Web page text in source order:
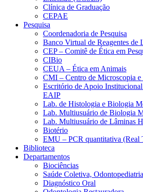
Clínica de Graduação
CEPAE
Pesquisa
Coordenadoria de Pesquisa
Banco Virtual de Reagentes de
CEP – Comitê de Ética em
CIBio
CEUA – Ética em Animais
CMI – Centro de Microscopia e
Escritório de Apoio Institucional
EAIP
Lab. de Histologia e Biologia
Lab. Multiusuário de Biologia
Lab. Multiusuário de Lâminas
Biotério
EMU – PCR quantitativa (Real
Biblioteca
Departamentos
Biociências
Saúde Coletiva,
Diagnóstico Oral